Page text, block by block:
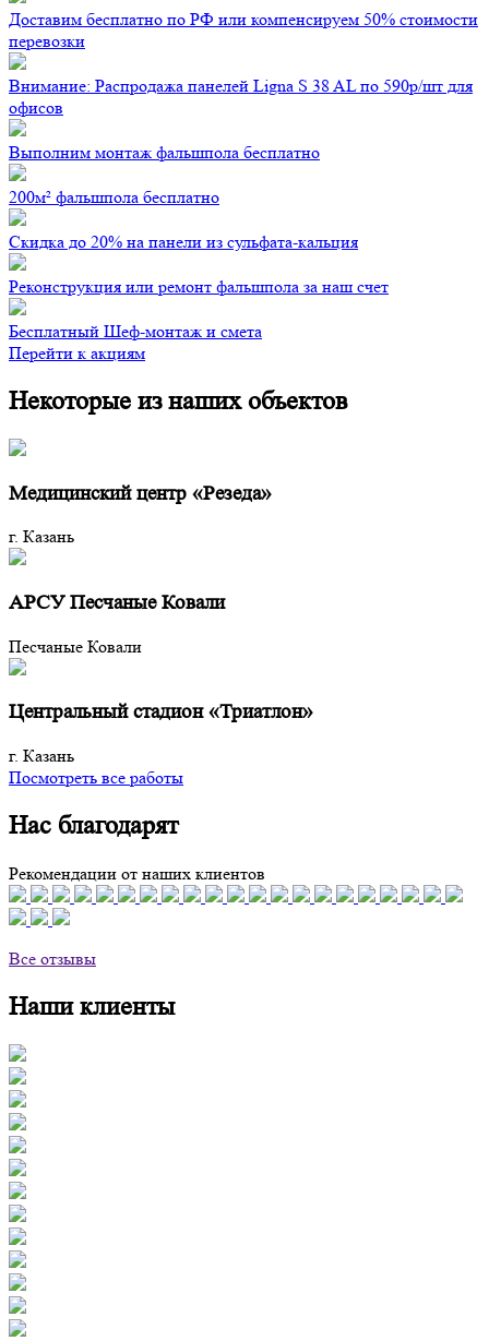
Доставим бесплатно по РФ или компенсируем 50% стоимости
перевозки
Внимание: Распродажа панелей Ligna S 38 AL по 590р/шт для
офисов
Выполним монтаж фальшпола бесплатно
200м² фальшпола бесплатно
Скидка до 20% на панели из сульфата-кальция
Реконструкция или ремонт фальшпола за наш счет
Бесплатный Шеф-монтаж и смета
Перейти к акциям
Некоторые из наших объектов
Медицинский центр «Резеда»
г. Казань
АРСУ Песчаные Ковали
Песчаные Ковали
Центральный стадион «Триатлон»
г. Казань
Посмотреть все работы
Нас благодарят
Рекомендации от наших клиентов
Все отзывы
Наши клиенты